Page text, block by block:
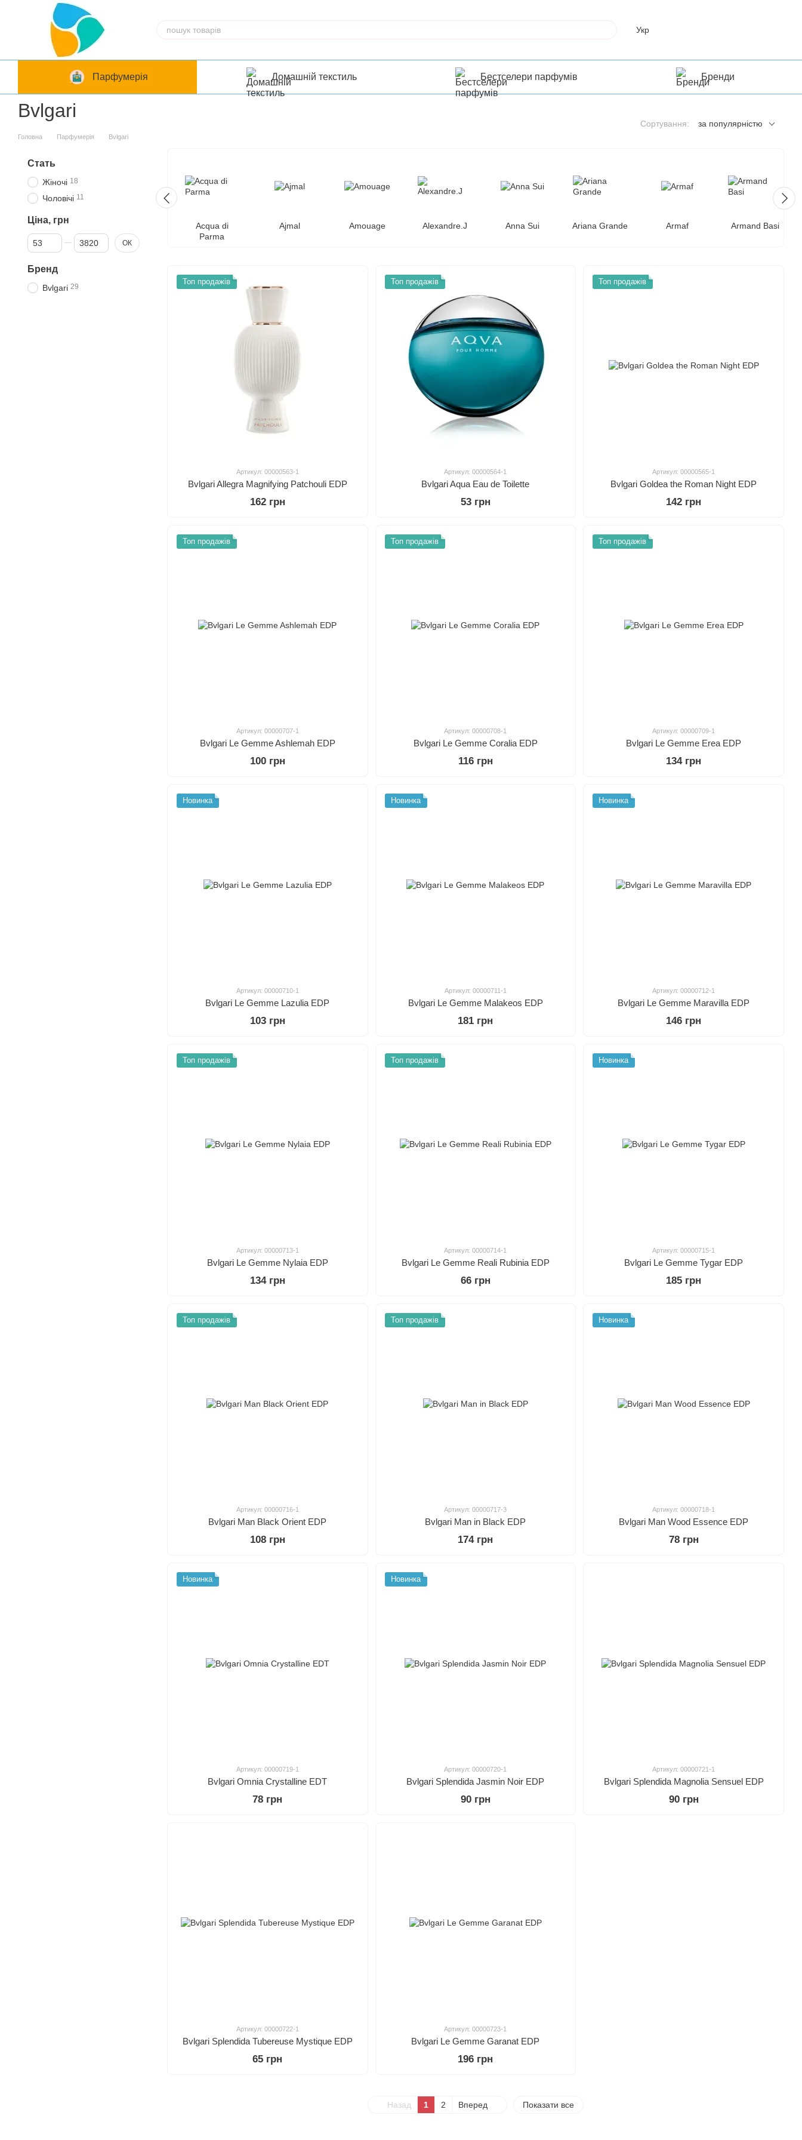
Перейти до основного контенту
Укр
Парфумерія Домашній текстиль Бестселери парфумів Бренди
Bvlgari
Головна Парфумерія Bvlgari
Сортування: за популярністю
Acqua di
Parma
Ajmal Amouage Alexandre.J Anna Sui Ariana Grande Armaf Armand Basi
Топ продажів
Артикул: 00000563-1
Bvlgari Allegra Magnifying Patchouli EDP
162 грн
Топ продажів
Артикул: 00000564-1
Bvlgari Aqua Eau de Toilette
53 грн
Топ продажів
Артикул: 00000565-1
Bvlgari Goldea the Roman Night EDP
142 грн
Топ продажів
Артикул: 00000707-1
Bvlgari Le Gemme Ashlemah EDP
100 грн
Топ продажів
Артикул: 00000708-1
Bvlgari Le Gemme Coralia EDP
116 грн
Топ продажів
Артикул: 00000709-1
Bvlgari Le Gemme Erea EDP
134 грн
Новинка
Артикул: 00000710-1
Bvlgari Le Gemme Lazulia EDP
103 грн
Новинка
Артикул: 00000711-1
Bvlgari Le Gemme Malakeos EDP
181 грн
Новинка
Артикул: 00000712-1
Bvlgari Le Gemme Maravilla EDP
146 грн
Топ продажів
Артикул: 00000713-1
Bvlgari Le Gemme Nylaia EDP
134 грн
Топ продажів
Артикул: 00000714-1
Bvlgari Le Gemme Reali Rubinia EDP
66 грн
Новинка
Артикул: 00000715-1
Bvlgari Le Gemme Tygar EDP
185 грн
Топ продажів
Артикул: 00000716-1
Bvlgari Man Black Orient EDP
108 грн
Топ продажів
Артикул: 00000717-3
Bvlgari Man in Black EDP
174 грн
Новинка
Артикул: 00000718-1
Bvlgari Man Wood Essence EDP
78 грн
Новинка
Артикул: 00000719-1
Bvlgari Omnia Crystalline EDT
78 грн
Новинка
Артикул: 00000720-1
Bvlgari Splendida Jasmin Noir EDP
90 грн
Артикул: 00000721-1
Bvlgari Splendida Magnolia Sensuel EDP
90 грн
Артикул: 00000722-1
Bvlgari Splendida Tubereuse Mystique EDP
65 грн
Артикул: 00000723-1
Bvlgari Le Gemme Garanat EDP
196 грн
Назад 1 2 Вперед Показати все
Стать
Жіночі 18
Чоловічі 11
Ціна, грн
Від Ціна, грн
До Ціна, грн ОК
Бренд
Bvlgari 29